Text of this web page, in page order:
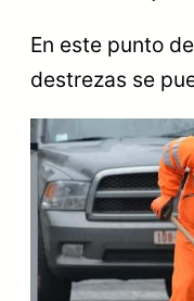
En este punto
destrezas se